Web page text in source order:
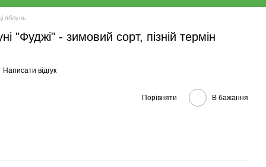
яблунь
"Фуджі" - зимовий сорт, пізній термін
Написати відгук
Порівняти В бажання